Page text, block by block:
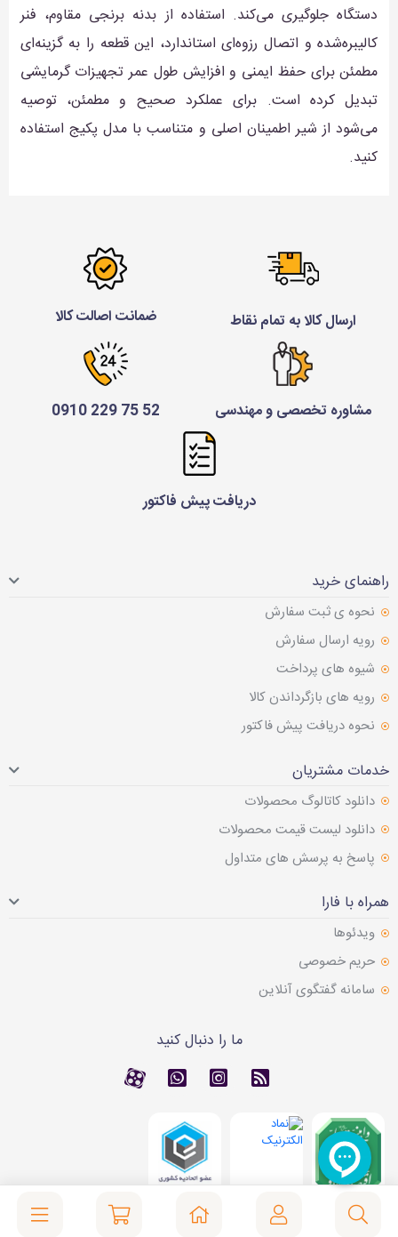
دستگاه جلوگیری می‌کند. استفاده از بدنه برنجی مقاوم، فنر
کالیبره‌شده و اتصال رزوه‌ای استاندارد، این قطعه را به گزینه‌ای
مطمئن برای حفظ ایمنی و افزایش طول عمر تجهیزات گرمایشی
تبدیل کرده است. برای عملکرد صحیح و مطمئن، توصیه
می‌شود از شیر اطمینان اصلی و متناسب با مدل پکیج استفاده
کنید.
ارسال کالا به تمام نقاط ضمانت اصالت کالا
مشاوره تخصصی و مهندسی 52 75 229 0910
دریافت پیش فاکتور
راهنمای خرید
نحوه ی ثبت سفارش
رویه ارسال سفارش
شیوه های پرداخت
رویه های بازگرداندن کالا
نحوه دریافت پیش فاکتور
خدمات مشتریان
دانلود کاتالوگ محصولات
دانلود لیست قیمت محصولات
پاسخ به پرسش های متداول
همراه با فارا
ویدئوها
حریم خصوصی
سامانه گفتگوی آنلاین
ما را دنبال کنید
RSS کانال آپارات
تماس با واتس اپ
کانال آپارات